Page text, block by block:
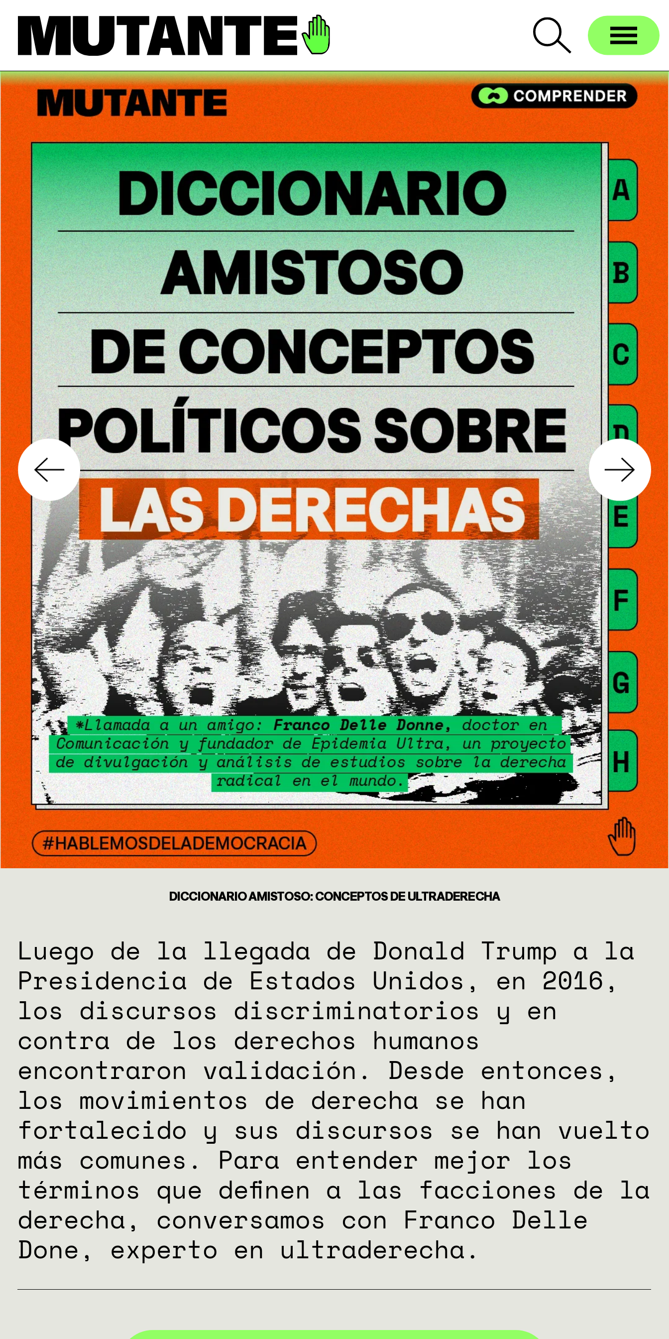
GÉNERO
DERECHOS HUMANOS
SALUD MENTAL
EMERGENCIA CLIMÁTICA
HERRAMIENTAS
SOBRE MUTANTE
DONACIONES
ESPECIALES
DICCIONARIO AMISTOSO: CONCEPTOS DE ULTRADERECHA
Luego de la llegada de Donald Trump a la
Presidencia de Estados Unidos, en 2016,
los discursos discriminatorios y en
contra de los derechos humanos
encontraron validación. Desde entonces,
los movimientos de derecha se han
fortalecido y sus discursos se han vuelto
más comunes. Para entender mejor los
términos que definen a las facciones de la
derecha, conversamos con Franco Delle
Done, experto en ultraderecha.